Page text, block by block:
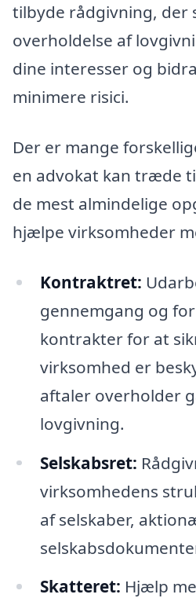
tilbyde rådgivning, der
overholdelse af
dine interesser og
minimere risici.
Der er mange
en advokat kan træde
de mest almindelige
hjælpe virksomheder
Kontraktret:
gennemgang og
kontrakter for at
virksomhed er
aftaler overholder
lovgivning.
Selskabsret:
virksomhedens
af selskaber,
Skatteret: Hjælp